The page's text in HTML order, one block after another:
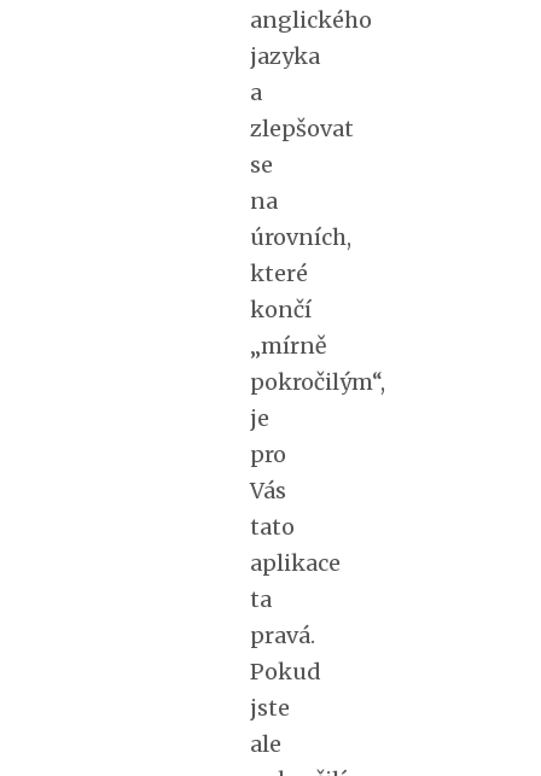
anglického
jazyka
a
zlepšovat
se
na
úrovních,
které
končí
„mírně
pokročilým“,
je
pro
Vás
tato
aplikace
ta
pravá.
Pokud
jste
ale